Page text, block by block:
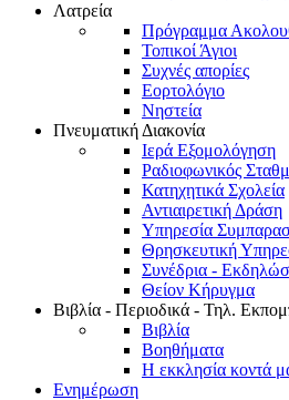
Λατρεία
Πρόγραμμα
Τοπικοί Άγιοι
Συχνές απορίες
Εορτολόγιο
Νηστεία
Πνευματική Διακονία
Ιερά Εξομολόγηση
Ραδιοφωνικός
Κατηχητικά Σχολεία
Αντιαιρετική Δράση
Υπηρεσία
Θρησκευτική
Συνέδρια -
Θείον Κήρυγμα
Βιβλία - Περιοδικά - Τηλ.
Βιβλία
Βοηθήματα
Η εκκλησία κοντά
Ενημέρωση